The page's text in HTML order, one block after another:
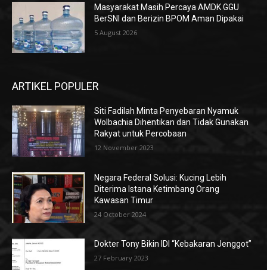
Masyarakat Masih Percaya AMDK GGU
BerSNI dan Berizin BPOM Aman Dipakai
5 August 2026
ARTIKEL POPULER
Siti Fadilah Minta Penyebaran Nyamuk
Wolbachia Dihentikan dan Tidak Gunakan
Rakyat untuk Percobaan
12 November 2023
Negara Federal Solusi: Kucing Lebih
Diterima Istana Ketimbang Orang
Kawasan Timur
24 October 2024
Dokter Tony Bikin IDI “Kebakaran Jenggot”
27 February 2023